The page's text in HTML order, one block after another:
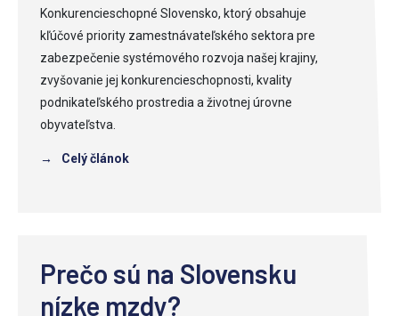
Konkurencieschopné Slovensko, ktorý obsahuje
kľúčové priority zamestnávateľského sektora pre
zabezpečenie systémového rozvoja našej krajiny,
zvyšovanie jej konkurencieschopnosti, kvality
podnikateľského prostredia a životnej úrovne
obyvateľstva.
→ Celý článok
Prečo sú na Slovensku
nízke mzdy?